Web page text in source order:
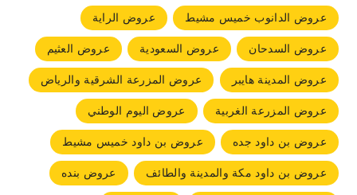
عروض الدانوب خميس مشيط
عروض الراية
عروض السدحان
عروض السعودية
عروض العثيم
عروض المدينة هايبر
عروض المزرعة الشرقية والرياض
عروض المزرعة الغربية
عروض اليوم الوطني
عروض بن داود جده
عروض بن داود خميس مشيط
عروض بن داود مكة والمدينة والطائف
عروض بنده